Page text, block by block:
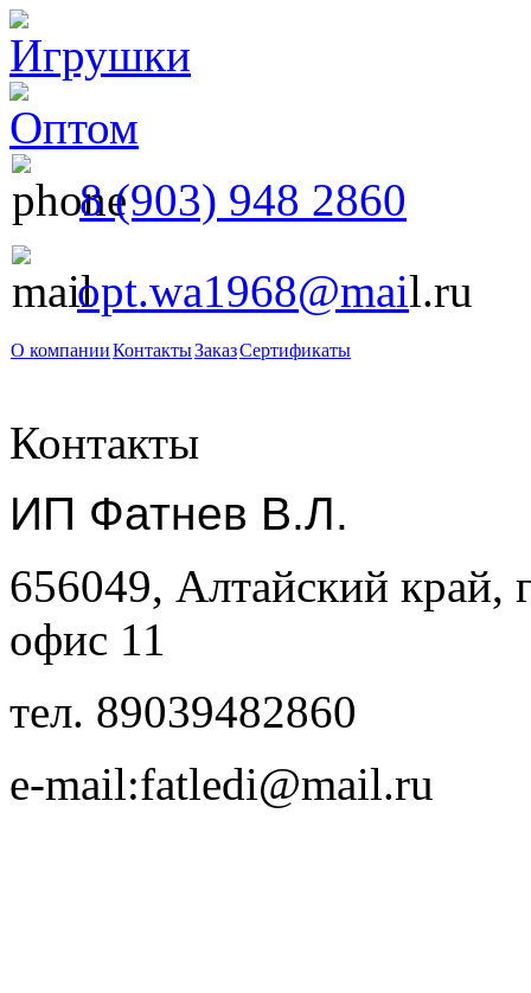
8 (903) 948 2860
opt.wa1968@mail.ru
О компанииКонтактыЗаказСертификаты
Контакты
ИП Фатнев В.Л.
656049, Алтайский край,
офис 11
тел. 89039482860
e-mail:fatledi@mail.ru